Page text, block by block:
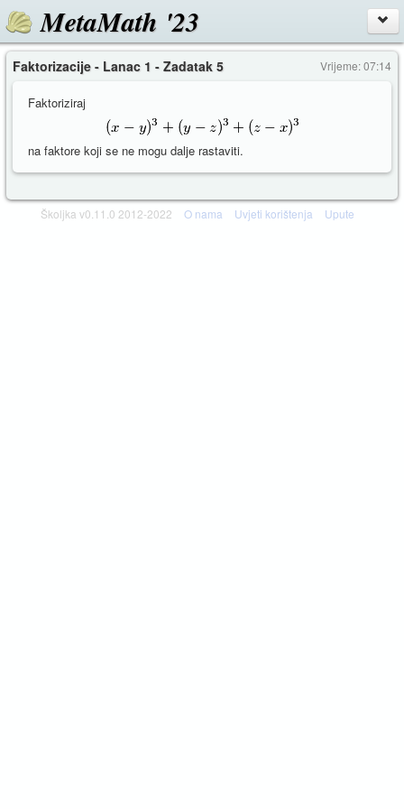
MetaMath '23
Vrijeme: 07:14
Faktorizacije - Lanac 1 - Zadatak 5
Faktoriziraj
na faktore koji se ne mogu dalje rastaviti.
Školjka v0.11.0 2012-2022 O nama Uvjeti korištenja Upute